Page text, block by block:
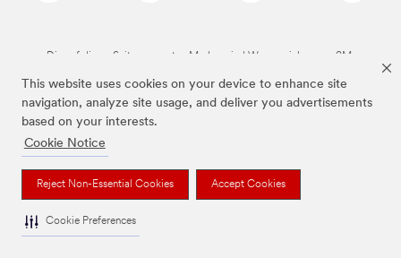
This website uses cookies on your device to enhance site
navigation, analyze site usage, and deliver you advertisements
based on your interests.
Cookie Notice
Reject Non-Essential Cookies Accept Cookies
Cookie Preferences
Die auf dieser Seite genannten Marken sind Warenzeichen von 3M.